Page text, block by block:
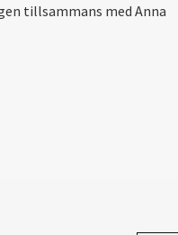
tillsammans med Anna